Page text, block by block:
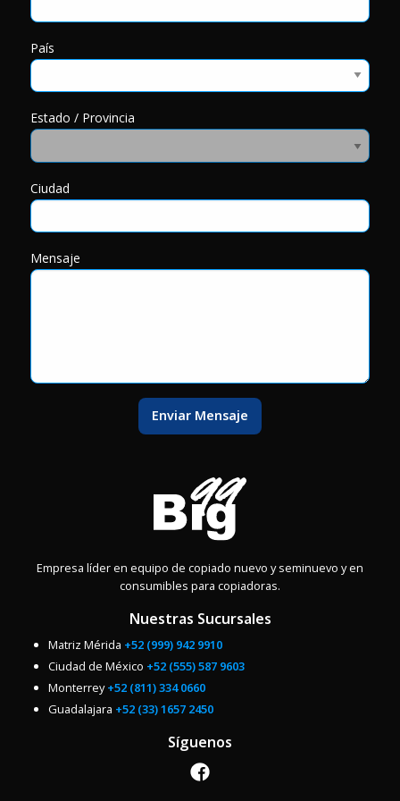
Empresa líder en equipo de copiado nuevo y seminuevo y en
consumibles para copiadoras.
Nuestras Sucursales
Matriz Mérida +52 (999) 942 9910
Ciudad de México +52 (555) 587 9603
Monterrey+52 (811) 334 0660
Guadalajara +52 (33) 1657 2450
Síguenos
País
Estado / Provincia
Ciudad
Mensaje
Enviar Mensaje